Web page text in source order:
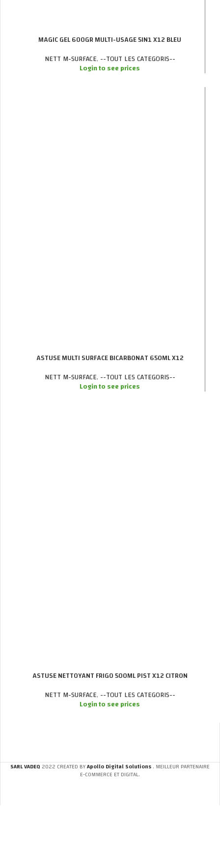
MAGIC GEL 600GR MULTI-USAGE 5IN1 X12 BLEU
NETT M-SURFACE, --TOUT LES CATEGORIS--
Login to see prices
ASTUSE MULTI SURFACE BICARBONAT 650ML X12
NETT M-SURFACE, --TOUT LES CATEGORIS--
Login to see prices
ASTUSE NETTOYANT FRIGO 500ML PIST X12 CITRON
NETT M-SURFACE, --TOUT LES CATEGORIS--
Login to see prices
SARL VADEQ 2022 CREATED BYApollo Digital Solutions. MEILLEUR PARTENAIRE
E-COMMERCE ET DIGITAL.